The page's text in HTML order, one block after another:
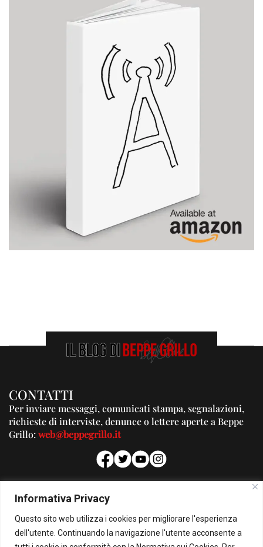
Informativa Privacy
Questo sito web utilizza i cookies per migliorare l'esperienza
dell'utente. Continuando la navigazione l'utente acconsente a
CONTATTI
Per inviare messaggi, comunicati stampa, segnalazioni,
richieste di interviste, denunce o lettere aperte a Beppe
Grillo:web@beppegrillo.it
PUBBLICITA'
Per la tua pubblicità su questo Blog:
pubblicita@beppegrillo.it